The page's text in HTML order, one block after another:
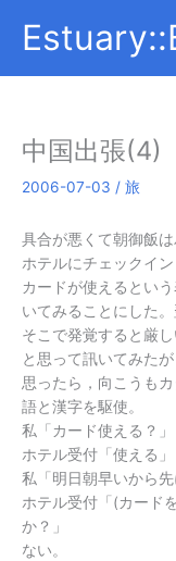
中国出張(4)
2006-07-03 / 旅
具合が悪くて朝御飯は
ホテルにチェックイ
カードが使えるとい
いてみることにした
そこで発覚すると厳
と思って訊いてみた
思ったら，向こうも
語と漢字を駆使。
私「カード使える？」
ホテル受付「使える」
私「明日朝早いから
ホテル受付「(カード
か？」
ない。